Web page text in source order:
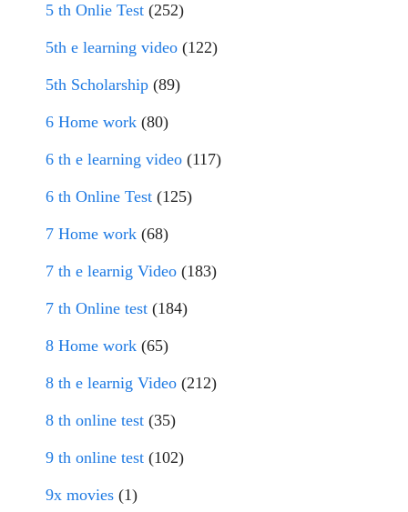
5 th Onlie Test (252)
5th e learning video (122)
5th Scholarship (89)
6 Home work (80)
6 th e learning video (117)
6 th Online Test (125)
7 Home work (68)
7 th e learnig Video (183)
7 th Online test (184)
8 Home work (65)
8 th e learnig Video (212)
8 th online test (35)
9 th online test (102)
9x movies (1)